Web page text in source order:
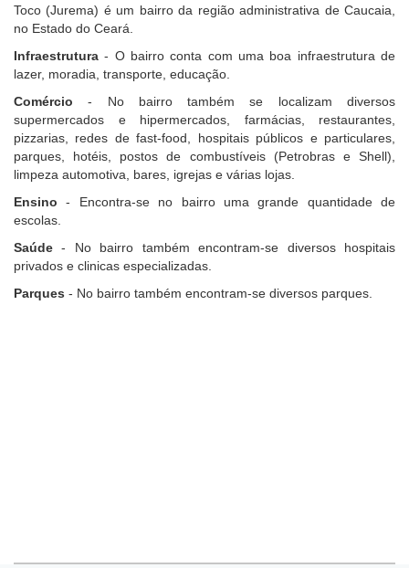
Toco (Jurema) é um bairro da região administrativa de Caucaia,
no Estado do Ceará.
Infraestrutura - O bairro conta com uma boa infraestrutura de
lazer, moradia, transporte, educação.
Comércio - No bairro também se localizam diversos
supermercados e hipermercados, farmácias, restaurantes,
pizzarias, redes de fast-food, hospitais públicos e particulares,
parques, hotéis, postos de combustíveis (Petrobras e Shell),
limpeza automotiva, bares, igrejas e várias lojas.
Ensino - Encontra-se no bairro uma grande quantidade de
escolas.
Saúde - No bairro também encontram-se diversos hospitais
privados e clinicas especializadas.
Parques - No bairro também encontram-se diversos parques.